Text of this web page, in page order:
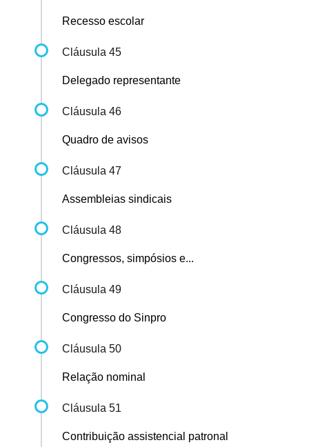
Recesso escolar
Cláusula 45
Delegado representante
Cláusula 46
Quadro de avisos
Cláusula 47
Assembleias sindicais
Cláusula 48
Congressos, simpósios e...
Cláusula 49
Congresso do Sinpro
Cláusula 50
Relação nominal
Cláusula 51
Contribuição assistencial patronal